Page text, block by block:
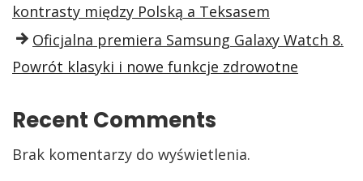
kontrasty między Polską a Teksasem
Oficjalna premiera Samsung Galaxy Watch 8.
Powrót klasyki i nowe funkcje zdrowotne
Recent Comments
Brak komentarzy do wyświetlenia.